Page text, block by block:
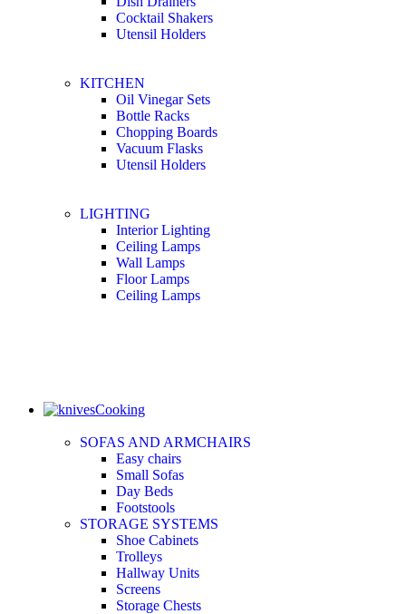
Сocktail Shakers
Utensil Holders
KITCHEN
Oil Vinegar Sets
Bottle Racks
Chopping Boards
Vacuum Flasks
Utensil Holders
LIGHTING
Interior Lighting
Ceiling Lamps
Wall Lamps
Floor Lamps
Ceiling Lamps
Cooking
SOFAS AND ARMCHAIRS
Easy chairs
Small Sofas
Day Beds
Footstools
STORAGE SYSTEMS
Shoe Cabinets
Trolleys
Hallway Units
Screens
Storage Chests